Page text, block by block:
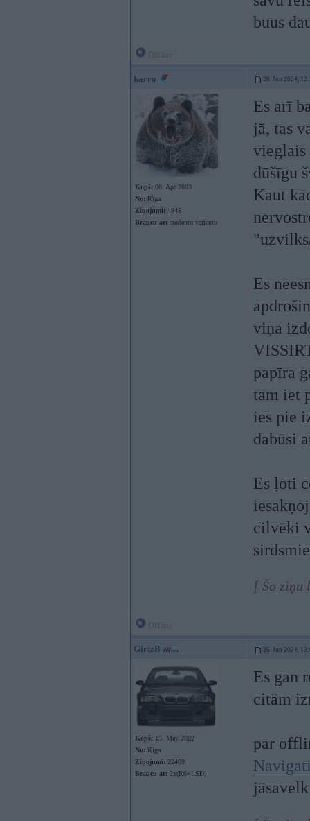
buus
karro 26. Jun 2024,
Kopš: 08. Apr 2003
No: Rīga
Ziņojumi: 4945
Braucu ar: studentu variantu
Es arī
jā, tas
vieglais
dūšīgu
Kaut
Es
viņa
papīra
tam iet
ies pie
dabūsi
Es ļoti
cilvēki
[ Šo ziņu
GirtzB 26. Jun 2024,
Kopš: 15. May 2002
No: Rīga
Ziņojumi: 22409
Braucu ar: 2x(R6+LSD)
Es gan
citām
par